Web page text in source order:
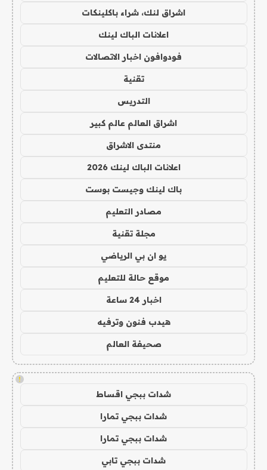
اشراق لنك، شراء باكلينكات
اعلانات الباك لينك
فودوافون اخبار الاتصالات
تقنية
التدريس
اشراق العالم عالم كبير
منتدى الاشراق
اعلانات الباك لينك 2026
باك لينك وجيست بوست
مصادر التعليم
مجلة تقنية
يو ان بي الرياضي
موقع حالة للتعليم
اخبار 24 ساعة
هيدب فنون وترفيه
صحيفة العالم
!
شدات ببجي اقساط
شدات ببجي تمارا
شدات ببجي تمارا
شدات ببجي تابي